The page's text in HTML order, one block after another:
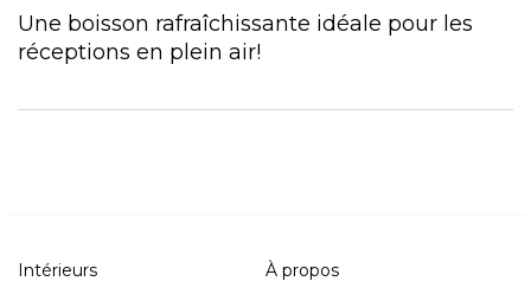
Une boisson rafraîchissante idéale pour les
réceptions en plein air!
Intérieurs
À propos